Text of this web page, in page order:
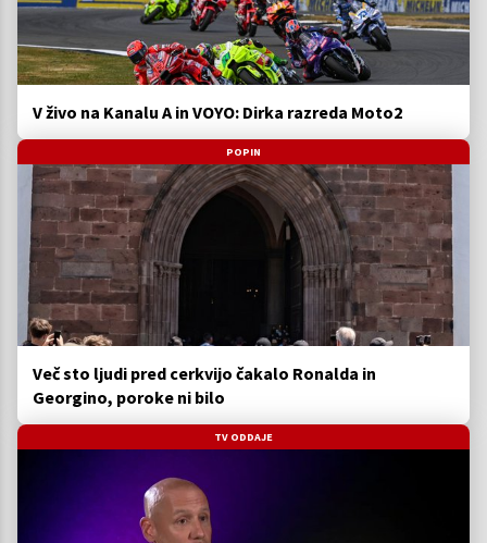
V živo na Kanalu A in VOYO: Dirka razreda Moto2
POPIN
Več sto ljudi pred cerkvijo čakalo Ronalda in
Georgino, poroke ni bilo
TV ODDAJE